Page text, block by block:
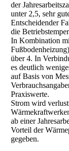
der
unter 2,5, sehr
Entscheidender
die
In Kombination
über 4. In
es deutlich
auf Basis von
Praxiswerte.
Strom wird
ab einer
Vorteil der
gegeben.